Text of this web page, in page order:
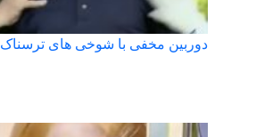
دوربین مخفی با شوخی های ترسناک